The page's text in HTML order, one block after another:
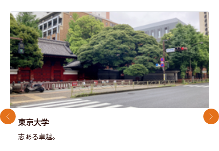
東京大学
志ある卓越。
前のスライド 次